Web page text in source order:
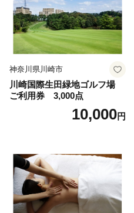
神奈川県川崎市
川崎国際生田緑地ゴルフ場
ご利用券 3,000点
10,000円